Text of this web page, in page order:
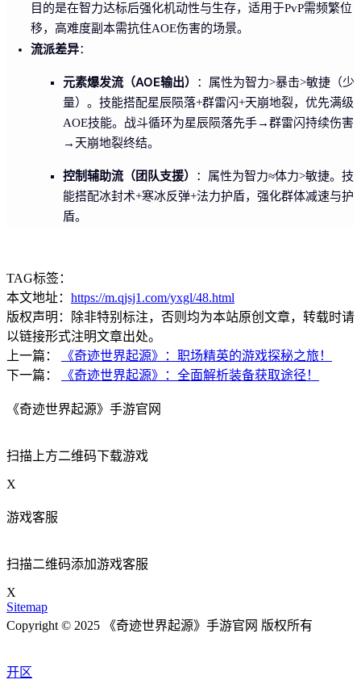
目的是在智力达标后强化机动性与生存，适用于PvP需频繁位
移，高难度副本需抗住AOE伤害的场景。
流派差异：
元素爆发流（AOE输出）
：属性为智力>暴击>敏捷（少
量）。技能搭配星辰陨落+群雷闪+天崩地裂，优先满级
AOE技能。战斗循环为星辰陨落先手→群雷闪持续伤害
→天崩地裂终结。
控制辅助流（团队支援）
：属性为智力≈体力>敏捷。技
能搭配冰封术+寒冰反弹+法力护盾，强化群体减速与护
盾。
TAG标签：
本文地址： https://m.qjsj1.com/yxgl/48.html
版权声明：除非特别标注，否则均为本站原创文章，转载时请
以链接形式注明文章出处。
上一篇：
《奇迹世界起源》：职场精英的游戏探秘之旅​！
下一篇：
《奇迹世界起源》：全面解析装备获取途径！
《奇迹世界起源》手游官网
扫描上方二维码下载游戏
X
游戏客服
扫描二维码添加游戏客服
X
Sitemap
Copyright © 2025 《奇迹世界起源》手游官网 版权所有
开区